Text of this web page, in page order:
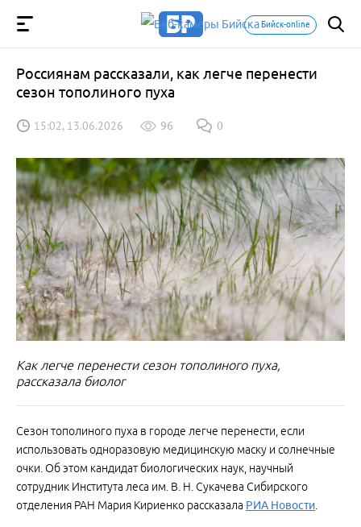
Бийск-online
Россиянам рассказали, как легче перенести
сезон тополиного пуха
15:02, 13.06.2026 96 0
Как легче перенести сезон тополиного пуха,
рассказала биолог
Сезон тополиного пуха в городе легче перенести, если
использовать одноразовую медицинскую маску и солнечные
очки. Об этом кандидат биологических наук, научный
сотрудник Института леса им. В. Н. Сукачева Сибирского
отделения РАН Мария Кириенко рассказала РИА Новости.